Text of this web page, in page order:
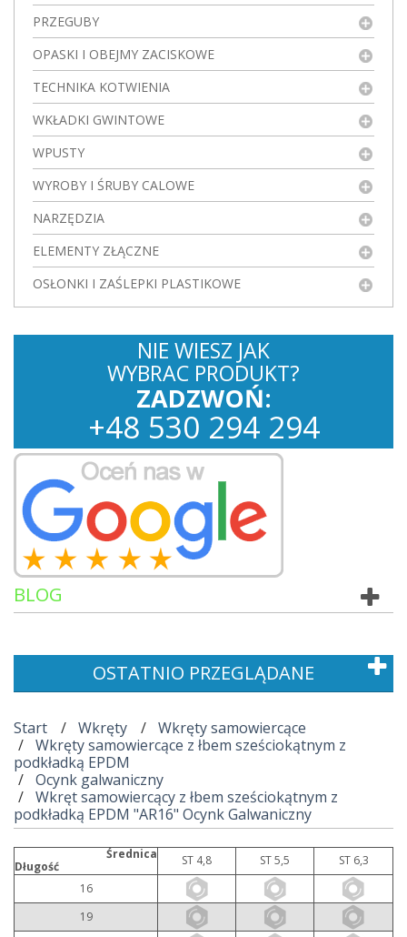
PRZEGUBY
OPASKI I OBEJMY ZACISKOWE
TECHNIKA KOTWIENIA
WKŁADKI GWINTOWE
WPUSTY
WYROBY I ŚRUBY CALOWE
NARZĘDZIA
ELEMENTY ZŁĄCZNE
OSŁONKI I ZAŚLEPKI PLASTIKOWE
NIE WIESZ JAK
WYBRAC PRODUKT?
ZADZWOŃ:
+48 530 294 294
BLOG
OSTATNIO PRZEGLĄDANE
Start Wkręty
Wkręty samowiercące
Wkręty samowiercące z łbem sześciokątnym z
podkładką EPDM
Ocynk galwaniczny
Wkręt samowiercący z łbem sześciokątnym z
podkładką EPDM "AR16" Ocynk Galwaniczny
Średnica
Długość
ST 4,8 ST 5,5
ST 6,3
16
19